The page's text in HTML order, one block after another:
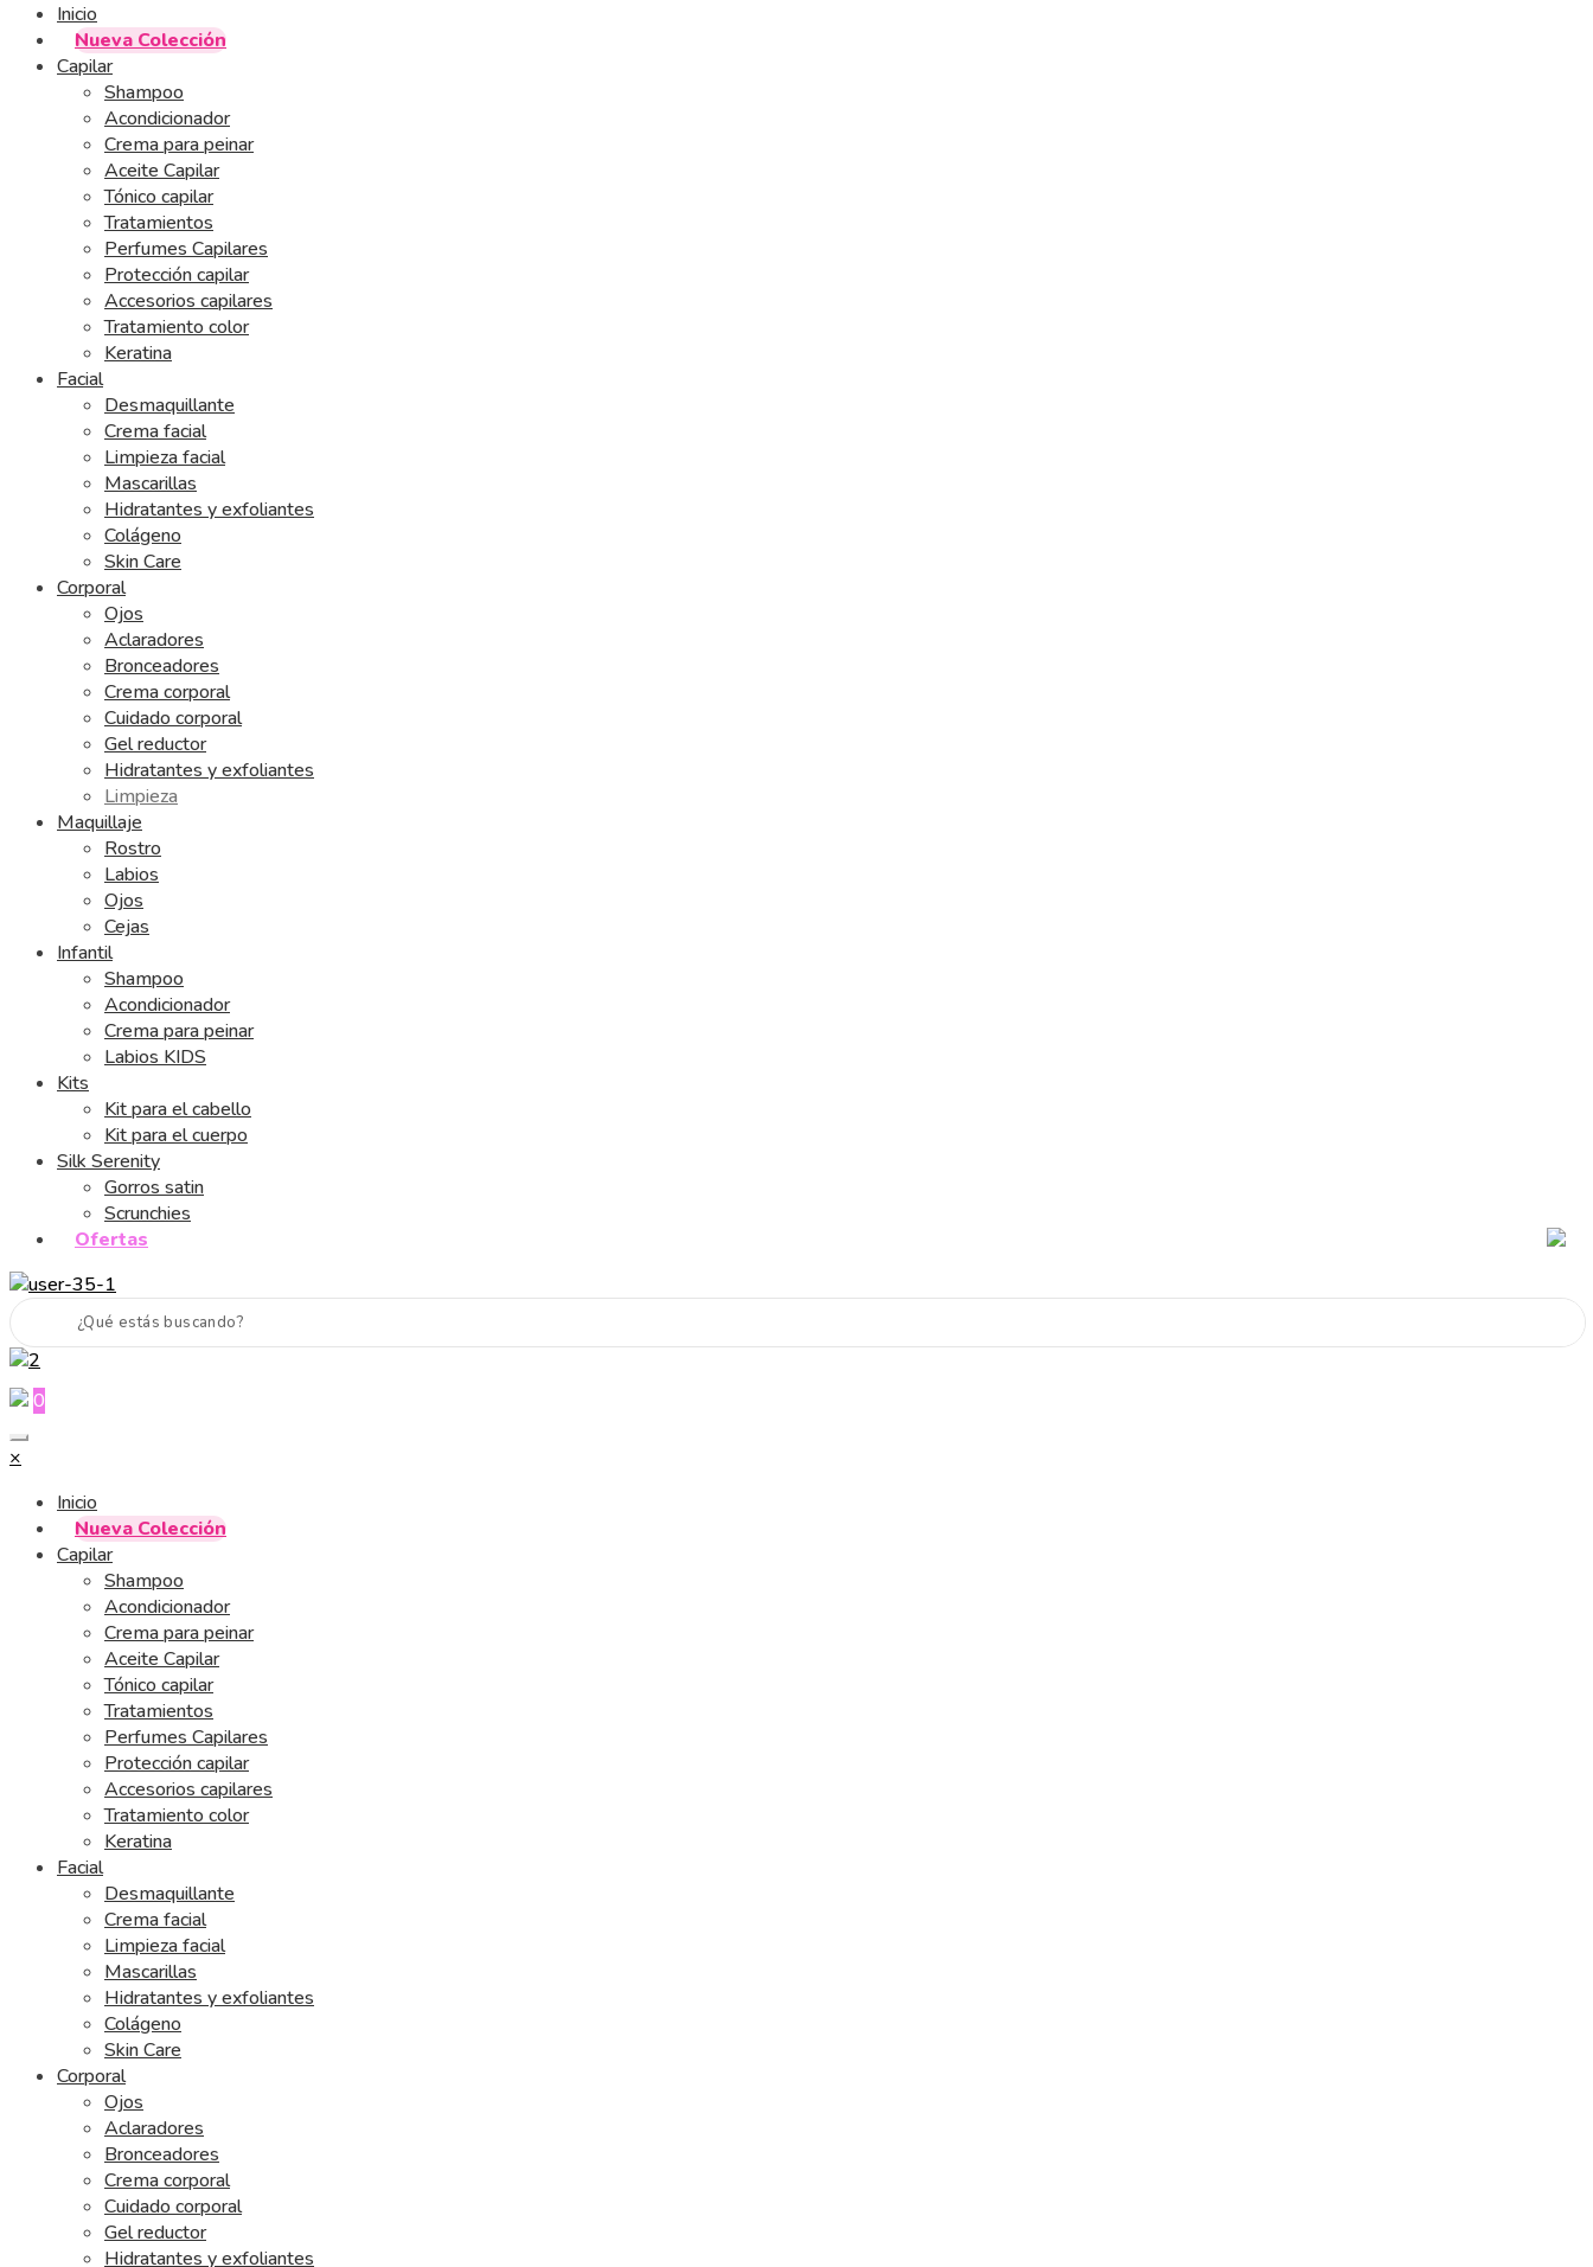
Inicio
Nueva Colección
Capilar
Shampoo
Acondicionador
Crema para peinar
Aceite Capilar
Tónico capilar
Tratamientos
Perfumes Capilares
Protección capilar
Accesorios capilares
Tratamiento color
Keratina
Facial
Desmaquillante
Crema facial
Limpieza facial
Mascarillas
Hidratantes y exfoliantes
Colágeno
Skin Care
Corporal
Ojos
Aclaradores
Bronceadores
Crema corporal
Cuidado corporal
Gel reductor
Hidratantes y exfoliantes
Limpieza
Maquillaje
Rostro
Labios
Ojos
Cejas
Infantil
Shampoo
Acondicionador
Crema para peinar
Labios KIDS
Kits
Kit para el cabello
Kit para el cuerpo
Silk Serenity
Gorros satin
Scrunchies
Ofertas
0
×
Inicio
Nueva Colección
Capilar
Shampoo
Acondicionador
Crema para peinar
Aceite Capilar
Tónico capilar
Tratamientos
Perfumes Capilares
Protección capilar
Accesorios capilares
Tratamiento color
Keratina
Facial
Desmaquillante
Crema facial
Limpieza facial
Mascarillas
Hidratantes y exfoliantes
Colágeno
Skin Care
Corporal
Ojos
Aclaradores
Bronceadores
Crema corporal
Cuidado corporal
Gel reductor
Hidratantes y exfoliantes